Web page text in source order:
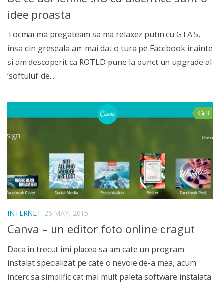
idee proasta
Tocmai ma pregateam sa ma relaxez putin cu GTA 5,
insa din greseala am mai dat o tura pe Facebook inainte
si am descoperit ca ROTLD pune la punct un upgrade al
‘softului’ de...
3
INTERNET 26 MAY, 2015
Canva – un editor foto online dragut
Daca in trecut imi placea sa am cate un program
instalat specializat pe cate o nevoie de-a mea, acum
incerc sa simplific cat mai mult paleta software instalata